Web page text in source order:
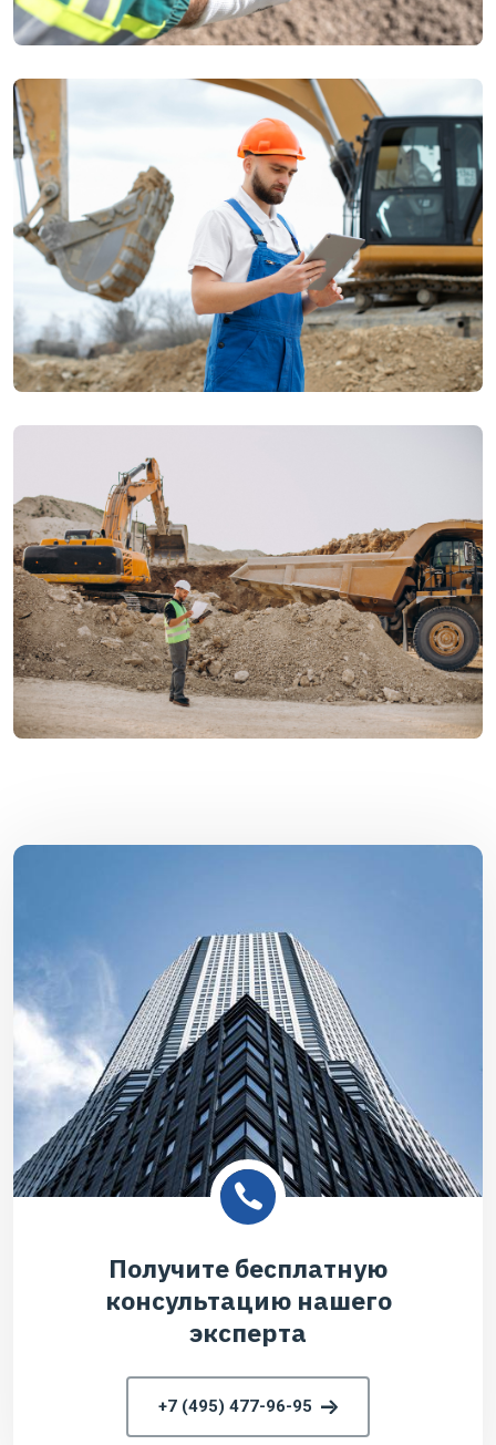
Получите бесплатную
консультацию нашего
эксперта
+7 (495) 477-96-95